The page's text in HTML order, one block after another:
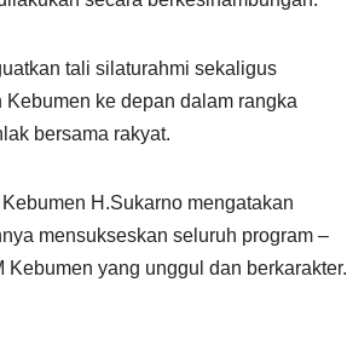
tali silaturahmi sekaligus
ke depan dalam rangka
bersama rakyat.
H.Sukarno mengatakan
mensukseskan seluruh program –
yang unggul dan berkarakter.